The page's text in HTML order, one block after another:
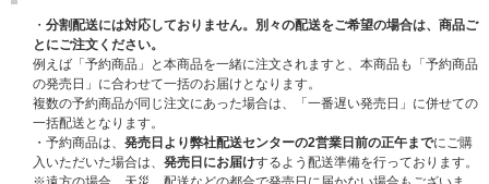
icket boardより「発券メール」にてご案内いたします。
※ticket boardのマイページからもご確認いただけます。
※『電子チケット』を発券されましたら、すぐにダウンロードいただき、当
日受付時にお手元にご準備をお願いいたします。
※『電子チケット』での入場は、スマートフォン・タブレット(一部機種を
除く)を使っての入場となります。事前にしっかりとスマートフォン・タブ
レット(一部機種を除く)の充電や起動等のチェックをお願いします。スマー
トフォン・タブレット(一部機種を除く)の充電切れ・故障等の対応はいたし
・ 分割配送には対応しておりません。別々の配送をご希望の場合は、商品ご
とにご注文ください。
例えば「予約商品」と本商品を一緒に注文されますと、本商品も「予約商品
の発売日」に合わせて一括のお届けとなります。
複数の予約商品が同じ注文にあった場合は、「一番遅い発売日」に併せての
一括配送となります。
・予約商品は、 発売日より弊社配送センターの2営業日前の正午までにご購
入いただいた場合は、 発売日にお届けするよう配送準備を行っております。